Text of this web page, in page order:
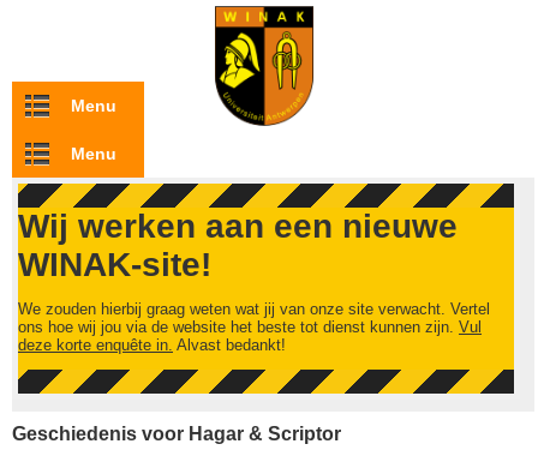
Overslaan en naar de inhoud gaan
Menu
Menu
Wij werken aan een nieuwe
WINAK-site!
We zouden hierbij graag weten wat jij van onze site verwacht. Vertel
ons hoe wij jou via de website het beste tot dienst kunnen zijn. Vul
deze korte enquête in. Alvast bedankt!
Geschiedenis voor Hagar & Scriptor